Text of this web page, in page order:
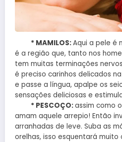
* MAMILOS:Aqui a pele é
é a região que, tanto nos
tem muitas terminações
é preciso carinhos delicados
e passe a língua, apalpe os
sensações deliciosas e
* PESCOÇO:assim como
amam aquele arrepio! Então
arranhadas de leve. Suba as
orelhas, isso esquentará muito